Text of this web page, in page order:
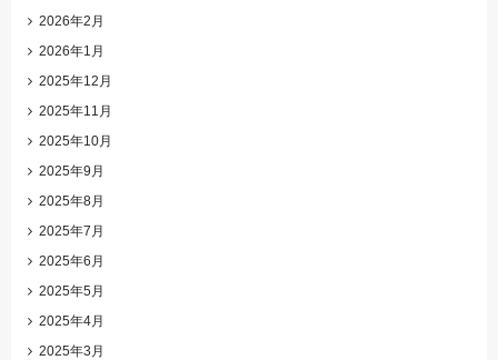
2026年2月
2026年1月
2025年12月
2025年11月
2025年10月
2025年9月
2025年8月
2025年7月
2025年6月
2025年5月
2025年4月
2025年3月